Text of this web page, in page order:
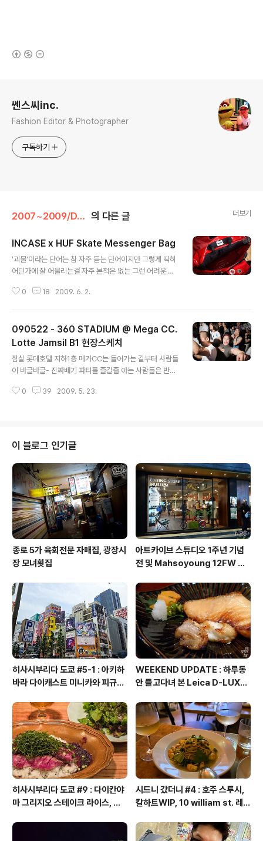
쎈스씨inc.
Fashion Editor & Photographer
구독하기
2007~2009/Daily & more 의 다른 글 더보기
INCASE x HUF Skate Messenger Bag
'괴물'이라는 단어는 참 자주 듣는 단어이지만 그렇게 딱히
어딘가에 잘 어울리는걸 자주 본적은 없는 그런 어려운 단
이 하나 태어났으니, Incase와 Huf가 만들어낸 Skate M
가 감히 국내에서 가장 큰 사이즈라고 할수 있을 Burumar
bul의 메신저백을 가지고 있는데 그거 만큼 커보인다. 아
니, 그거보다 더 큰가? 직접 둘을 놓고 본게 아니라 정의 내
리기는 어렵지만.. 아무튼 크다 ! 듣자니 왠만한 노트북도
그냥 들어간다는데 - (실제로 노트북 수납공간도 있다) 하
지만 이녀석이 괴물로 불릴만한 진짜 이유는 따로 있다..
0 18 2009. 6. 2.
090522 - 360 STADIUM @ Mega CC.
Lotte Jamsil B1 현장스케치
잠실 롯데호텔 지하1층 메가CC는 들어가는 길부터 사람들
이 바글바글- 진짜배기 파티를 즐길줄 아는 사람들은 반드
전부터 둑흔둑흔 +_+ 파티는 10시부터 시작이었는데 역
수없는 춤을 추시더라;; 나는 '아 오늘은 진짜 끝까지 있어
보자!'는 마음은 굴뚝 같았으나 라섹수술의 후유증으로 요
즘 계속해서 금주를 하고 있는 탓에 이거 뭐 술은 입에도 대
지 못하고;; 술 안마시고 계속 버틸수 있으려나;;; ※ 이제부
터는 설명을 가급적 줄이고 사진만 포스팅 합니다. KINGS
TON RUDIESKA ! 우..
0 39 2009. 5. 23.
이 블로그 인기글
종로 5가 육회전문 자매집, 광장시
장 모녀횟집
아트카이브 스튜디오 1주년 기념
전 및 Mahsoyoung 12FW 프
히사시부리다 도쿄 #5-1 : 아키하
바라 다이캐스트 미니카와 피규어
비샵, 스루가야 하비관, 갤러리 타
나카, 타마시 네이션
WEEKEND UPDATE : 하루동
안 들고다녀 본 Leica D-LUX6
히사시부리다 도쿄 #9 : 다이칸야
마 그리지오 스테이크 라이스, 후
트 1/6 베어브릭, 사쿠라 스테이지
시드니 갔더니 #4 : 호주 스투시,
칼하트WIP, 10 william st. 레스
인 세탁소, 포시즌즈 호텔 라운지